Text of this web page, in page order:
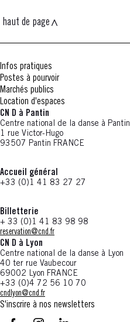
haut de page
Infos pratiques
Postes à pourvoir
Marchés publics
Location d'espaces
CN D à Pantin
Centre national de la danse à Pantin
1 rue Victor-Hugo
93507 Pantin FRANCE
Accueil général
+33 (0)1 41 83 27 27
Billetterie
+ 33 (0)1 41 83 98 98
reservation@cnd.fr
CN D à Lyon
Centre national de la danse à Lyon
40 ter rue Vaubecour
69002 Lyon FRANCE
+33 (0)4 72 56 10 70
cndlyon@cnd.fr
S'inscrire à nos newsletters